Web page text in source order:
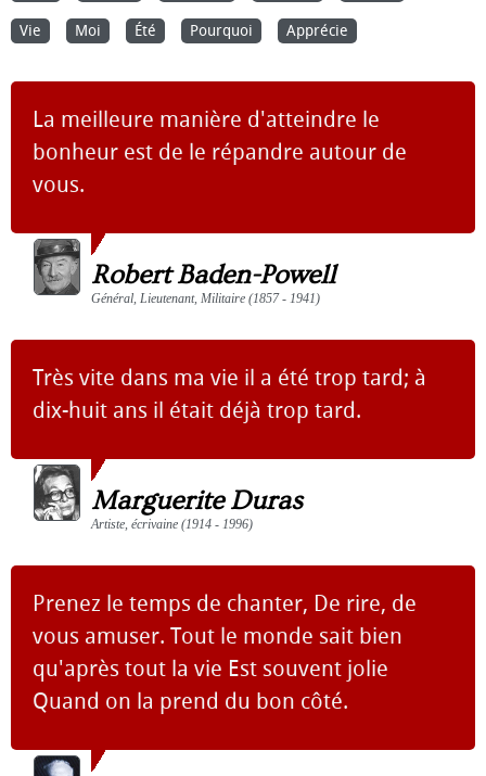
Vie Moi Été Pourquoi Apprécie
La meilleure manière d'atteindre le
bonheur est de le répandre autour de
vous.
Robert Baden-Powell
Général, Lieutenant, Militaire (1857 - 1941)
Très vite dans ma vie il a été trop tard; à
dix-huit ans il était déjà trop tard.
Marguerite Duras
Artiste, écrivaine (1914 - 1996)
Prenez le temps de chanter, De rire, de
vous amuser. Tout le monde sait bien
qu'après tout la vie Est souvent jolie
Quand on la prend du bon côté.